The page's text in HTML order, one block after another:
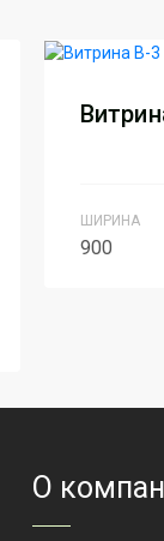
ШИРИНА
900
О